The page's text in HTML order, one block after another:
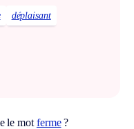
déplaisant
le mot ferme?